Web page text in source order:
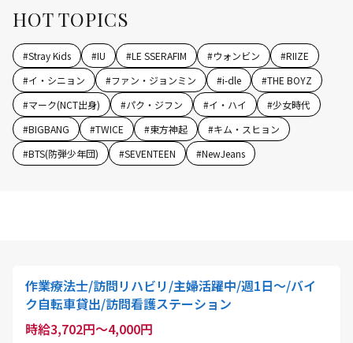
HOT TOPICS
#Stray Kids #IU #LE SSERAFIM #ウォンビン #RIIZE
#イ・シニョン #ファン・ジョンミン #i-dle #THE BOYZ
#マーク(NCT出身) #パク・ジフン #イ・ハイ #少女時代
#BIGBANG #TWICE #東方神起 #キム・スヒョン
#BTS(防弾少年団) #SEVENTEEN #NewJeans
作業療法士/訪問リハビリ/主婦活躍中/週1日～/バイ
ク自転車貸出/訪問看護ステーション
時給3,702円～4,000円